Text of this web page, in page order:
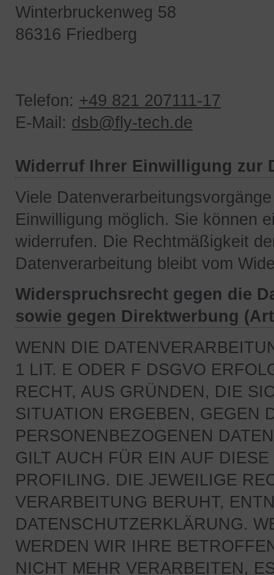
Winterbruckenweg 58
86316 Friedberg
Telefon: +49 821 207111-17
E-Mail: dsb@fly-tech.de
Widerruf Ihrer Einwilligung zur
Viele
Einwilligung möglich. Sie können
widerrufen. Die Rechtmäßigkeit
Datenverarbeitung bleibt vom
Widerspruchsrecht gegen die
sowie gegen Direktwerbung
WENN DIE
1 LIT. E ODER F DSGVO
RECHT, AUS GRÜNDEN, DIE
SITUATION ERGEBEN, GEGEN
PERSONENBEZOGENEN
GILT AUCH FÜR EIN AUF
PROFILING. DIE JEWEILIGE
VERARBEITUNG BERUHT,
DATENSCHUTZERKLÄRUNG.
WERDEN WIR IHRE
NICHT MEHR VERARBEITEN,